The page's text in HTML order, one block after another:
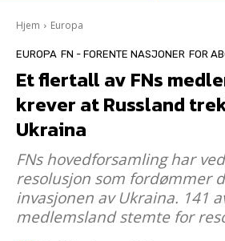
Hjem Europa
EUROPA FN - FORENTE NASJONER FOR
Et flertall av FNs
krever at Russland
Ukraina
FNs hovedforsamling har
resolusjon som fordømmer
invasjonen av Ukraina. 141
medlemsland stemte for